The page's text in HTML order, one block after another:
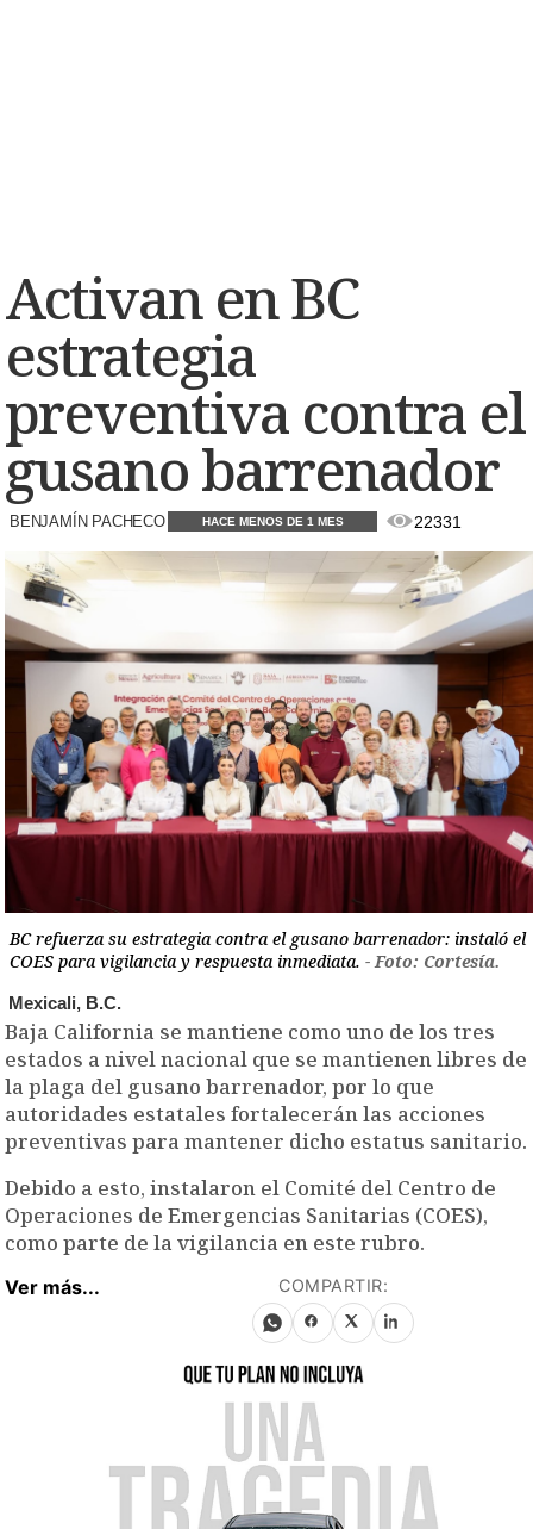
Activan en BC
estrategia
preventiva contra el
gusano barrenador
BENJAMÍN PACHECO HACE MENOS DE 1 MES 22331
BC refuerza su estrategia contra el gusano barrenador: instaló el
COES para vigilancia y respuesta inmediata. - Foto: Cortesía.
Mexicali, B.C.
Baja California se mantiene como uno de los tres
estados a nivel nacional que se mantienen libres de
la plaga del gusano barrenador, por lo que
autoridades estatales fortalecerán las acciones
preventivas para mantener dicho estatus sanitario.
Debido a esto, instalaron el Comité del Centro de
Operaciones de Emergencias Sanitarias (COES),
como parte de la vigilancia en este rubro.
Ver más... COMPARTIR: